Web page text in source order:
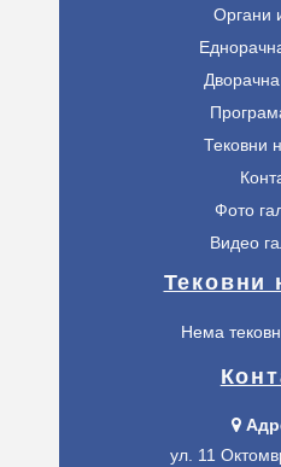
Органи
Дворачна
Тековни
Фото
Видео
Тековни
Нема
ул. 11